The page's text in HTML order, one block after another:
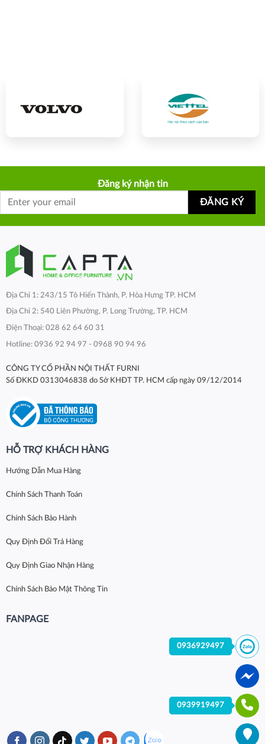
Đăng ký nhận tin
Địa Chỉ 1: 243/15 Tô Hiến Thành, P. Hòa Hưng TP. HCM
Địa Chỉ 2: 540 Liên Phường, P. Long Trường, TP. HCM
Điện Thoại: 028 62 64 60 31
Hotline: 0936 92 94 97 - 0968 90 94 96
CÔNG TY CỔ PHẦN NỘI THẤT FURNI
Số ĐKKD 0313046838 do Sở KHĐT TP. HCM cấp ngày 09/12/2014
HỖ TRỢ KHÁCH HÀNG
Hướng Dẫn Mua Hàng
Chính Sách Thanh Toán
Chính Sách Bảo Hành
Quy Định Đổi Trả Hàng
Quy Định Giao Nhận Hàng
Chính Sách Bảo Mật Thông Tin
FANPAGE
0936929497
0939919497